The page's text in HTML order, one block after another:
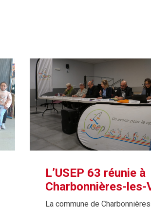
L’USEP 63 réunie à
Charbonnières-les-
La commune de